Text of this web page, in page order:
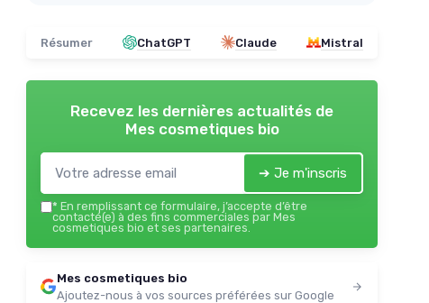
Résumer ChatGPT Claude Mistral
Recevez les dernières actualités de
Mes cosmetiques bio
➔ Je m'inscris
* En remplissant ce formulaire, j’accepte d’être
contacté(e) à des fins commerciales par Mes
cosmetiques bio et ses partenaires.
Mes cosmetiques bio
Ajoutez-nous à vos sources préférées sur Google